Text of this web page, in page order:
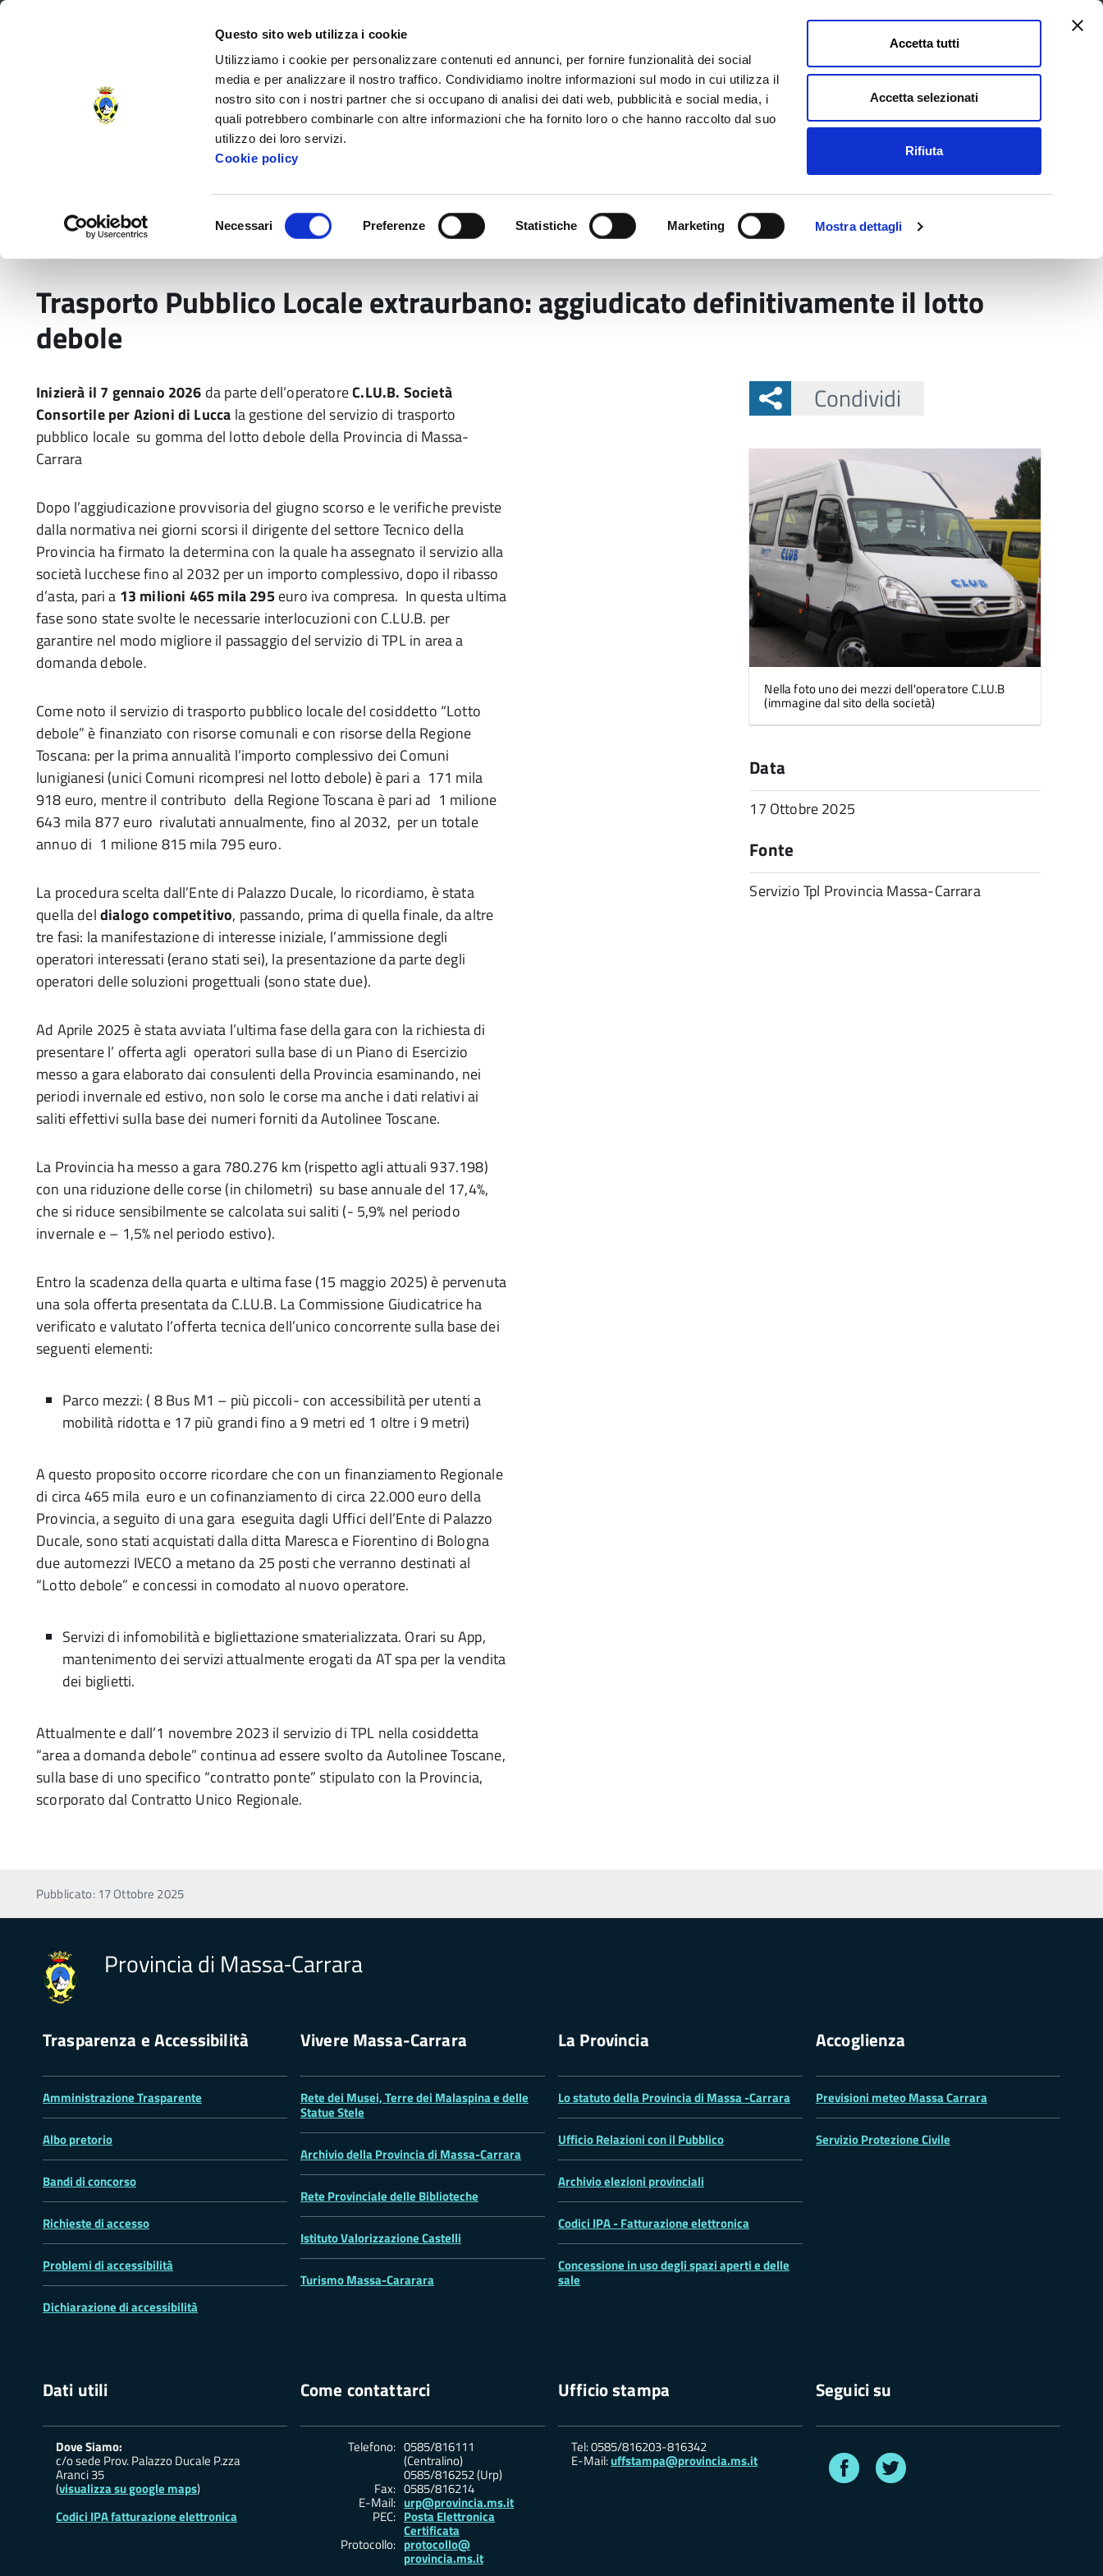
Questo sito web utilizza i cookie
Utilizziamo i cookie per personalizzare contenuti ed annunci, per fornire funzionalità dei social
media e per analizzare il nostro traffico. Condividiamo inoltre informazioni sul modo in cui utilizza il
nostro sito con i nostri partner che si occupano di analisi dei dati web, pubblicità e social media, i
quali potrebbero combinarle con altre informazioni che ha fornito loro o che hanno raccolto dal suo
utilizzo dei loro servizi.
Cookie policy
Necessari Preferenze Statistiche Marketing Mostra dettagli
Accetta tutti
Accetta selezionati
Rifiuta
Provincia di Massa‑Carrara
Seguici su Pagina
Settori e uffici Servizi e Documenti
La Provincia e il territorio
TPL Trasporto pubblico locale Trasporto Pubblico Locale extraurbano: aggiudicato definitivamente il lotto debole
Trasporto Pubblico Locale extraurbano: aggiudicato definitivamente il lotto
debole
Inizierà il 7 gennaio 2026 da parte dell’operatoreC.LU.B. Società
Consortile per Azioni di Lucca la gestione del servizio di trasporto
pubblico locale su gomma del lotto debole della Provincia di Massa-
Carrara
Dopo l’aggiudicazione provvisoria del giugno scorso e le verifiche previste
dalla normativa nei giorni scorsi il dirigente del settore Tecnico della
Provincia ha firmato la determina con la quale ha assegnato il servizio alla
società lucchese fino al 2032 per un importo complessivo, dopo il ribasso
d’asta, pari a 13 milioni 465 mila 295euro iva compresa. In questa ultima
fase sono state svolte le necessarie interlocuzioni con C.LU.B. per
garantire nel modo migliore il passaggio del servizio di TPL in area a
domanda debole.
Come noto il servizio di trasporto pubblico locale del cosiddetto “Lotto
debole” è finanziato con risorse comunali e con risorse della Regione
Toscana: per la prima annualità l’importo complessivo dei Comuni
lunigianesi (unici Comuni ricompresi nel lotto debole) è pari a 171 mila
918 euro, mentre il contributo della Regione Toscana è pari ad 1 milione
643 mila 877 euro rivalutati annualmente, fino al 2032, per un totale
annuo di 1 milione 815 mila 795 euro.
La procedura scelta dall’Ente di Palazzo Ducale, lo ricordiamo, è stata
quella deldialogo competitivo, passando, prima di quella finale, da altre
tre fasi: la manifestazione di interesse iniziale, l’ammissione degli
operatori interessati (erano stati sei), la presentazione da parte degli
operatori delle soluzioni progettuali (sono state due).
Ad Aprile 2025 è stata avviata l’ultima fase della gara con la richiesta di
presentare l’ offerta agli operatori sulla base di un Piano di Esercizio
messo a gara elaborato dai consulenti della Provincia esaminando, nei
periodi invernale ed estivo, non solo le corse ma anche i dati relativi ai
saliti effettivi sulla base dei numeri forniti da Autolinee Toscane.
La Provincia ha messo a gara 780.276 km (rispetto agli attuali 937.198)
con una riduzione delle corse (in chilometri) su base annuale del 17,4%,
che si riduce sensibilmente se calcolata sui saliti (- 5,9% nel periodo
invernale e – 1,5% nel periodo estivo).
Entro la scadenza della quarta e ultima fase (15 maggio 2025) è pervenuta
una sola offerta presentata da C.LU.B. La Commissione Giudicatrice ha
verificato e valutato l’offerta tecnica dell’unico concorrente sulla base dei
seguenti elementi:
Parco mezzi: ( 8 Bus M1 – più piccoli- con accessibilità per utenti a
mobilità ridotta e 17 più grandi fino a 9 metri ed 1 oltre i 9 metri)
A questo proposito occorre ricordare che con un finanziamento Regionale
di circa 465 mila euro e un cofinanziamento di circa 22.000 euro della
Provincia, a seguito di una gara eseguita dagli Uffici dell’Ente di Palazzo
Ducale, sono stati acquistati dalla ditta Maresca e Fiorentino di Bologna
due automezzi IVECO a metano da 25 posti che verranno destinati al
“Lotto debole” e concessi in comodato al nuovo operatore.
Servizi di infomobilità e bigliettazione smaterializzata. Orari su App,
mantenimento dei servizi attualmente erogati da AT spa per la vendita
dei biglietti.
Attualmente e dall’1 novembre 2023 il servizio di TPL nella cosiddetta
“area a domanda debole” continua ad essere svolto da Autolinee Toscane,
sulla base di uno specifico “contratto ponte” stipulato con la Provincia,
scorporato dal Contratto Unico Regionale.
Condividi
Nella foto uno dei mezzi dell'operatore C.LU.B
(immagine dal sito della società)
Data
17 Ottobre 2025
Fonte
Servizio Tpl Provincia Massa-Carrara
Pubblicato: 17 Ottobre 2025
Provincia di Massa‑Carrara
Trasparenza e Accessibilità
Amministrazione Trasparente
Albo pretorio
Bandi di concorso
Richieste di accesso
Problemi di accessibilità
Dichiarazione di accessibilità
Vivere Massa-Carrara
Rete dei Musei, Terre dei Malaspina e delle
Statue Stele
Archivio della Provincia di Massa-Carrara
Rete Provinciale delle Biblioteche
Istituto Valorizzazione Castelli
Turismo Massa-Cararara
La Provincia
Lo statuto della Provincia di Massa -Carrara
Ufficio Relazioni con il Pubblico
Archivio elezioni provinciali
Codici IPA - Fatturazione elettronica
Concessione in uso degli spazi aperti e delle
sale
Accoglienza
Previsioni meteo Massa Carrara
Servizio Protezione Civile
Dati utili
Dove Siamo:
c/o sede Prov. Palazzo Ducale P.zza
Aranci 35
(visualizza su google maps)
Codici IPA fatturazione elettronica
Come contattarci
Telefono: 0585/816111
(Centralino)
0585/816252 (Urp)
Fax: 0585/816214
E-Mail: urp@provincia.ms.it
PEC: Posta Elettronica
Certificata
Protocollo: protocollo@
provincia.ms.it
Ufficio stampa
Tel: 0585/816203-816342
E-Mail:uffstampa@provincia.ms.it
Seguici su
Facebook